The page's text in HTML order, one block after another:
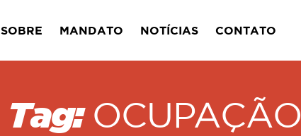
SOBRE MANDATO NOTÍCIAS CONTATO
Tag: OCUPAÇÃO